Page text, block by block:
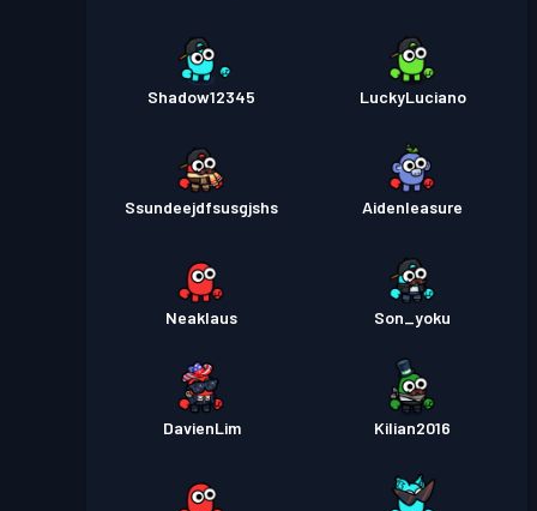
Shadow12345 LuckyLuciano
Ssundeejdfsusgjshs Aidenleasure
Neaklaus Son_yoku
DavienLim Kilian2016